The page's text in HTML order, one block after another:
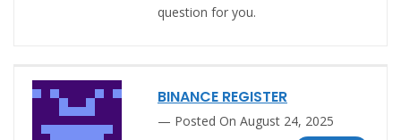
question for you.
BINANCE REGISTER
Posted On August 24, 2025